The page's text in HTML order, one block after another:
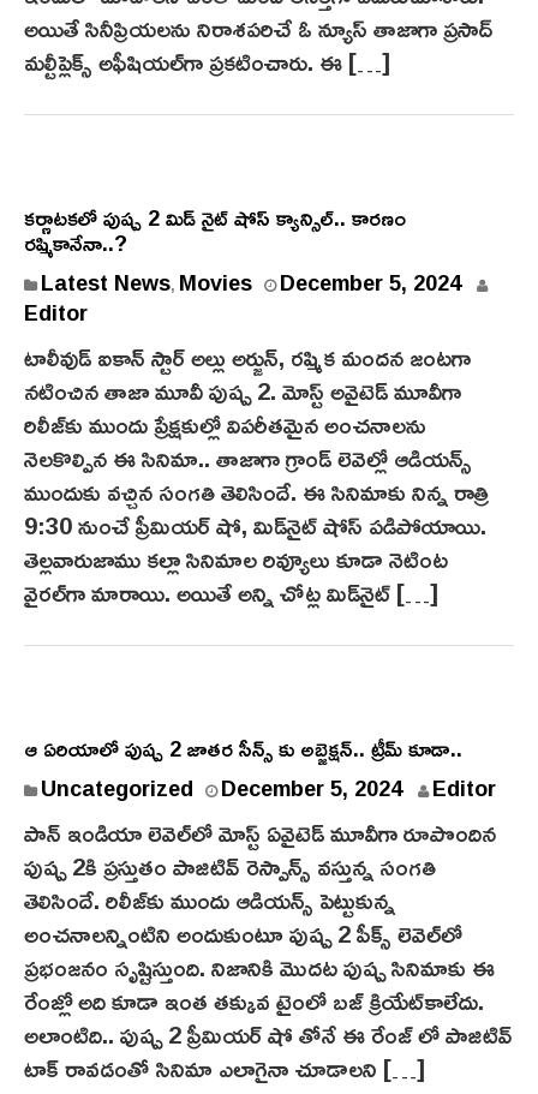
అయితే సినీప్రియలను నిరాశపరిచే ఓ న్యూస్‌ తాజాగా ప్రసాద్
మల్టీప్లెక్స్ అఫీషియల్‌గా ప్రకటించారు. ఈ […]
కర్ణాటకలో పుష్ప 2 మిడ్ నైట్ షోస్ క్యాన్సిల్.. కారణం
రష్మికానేనా..?
Latest News, Movies December 5, 2024
Editor
టాలీవుడ్ ఐకాన్ స్టార్ అల్లు అర్జున్, రష్మిక మందన జంటగా
నటించిన తాజా మూవీ పుష్ప 2. మోస్ట్ అవైటెడ్ మూవీగా
రిలీజ్‌కు ముందు ప్రేక్షకుల్లో విపరీతమైన అంచనాలను
నెలకొల్పిన ఈ సినిమా.. తాజాగా గ్రాండ్ లెవెల్లో ఆడియన్స్
ముందుకు వచ్చిన సంగతి తెలిసిందే. ఈ సినిమాకు నిన్న రాత్రి
9:30 నుంచే ప్రీమియర్ షో, మిడ్‌నైట్ షోస్‌ పడిపోయాయి.
తెల్లవారుజాము కల్లా సినిమాల రివ్యూలు కూడా నెటింట
వైరల్‌గా మారాయి. అయితే అన్ని చోట్ల మిడ్‌నైట్ […]
ఆ ఏరియాలో పుష్ప 2 జాతర సీన్స్ కు అబ్జెక్షన్.. ట్రీమ్ కూడా..
Uncategorized
December 5, 2024 Editor
పాన్ ఇండియా లెవెల్‌లో మోస్ట్ ఏవైటెడ్ మూవీగా రూపొందిన
పుష్ప 2కి ప్రస్తుతం పాజిటివ్ రెస్పాన్స్ వస్తున్న సంగతి
తెలిసిందే. రిలీజ్‌కు ముందు ఆడియన్స్ పెట్టుకున్న
అంచనాలన్నింటిని అందుకుంటూ పుష్ప 2 పీక్స్‌ లెవెల్‌లో
ప్రభంజనం సృష్టిస్తుంది. నిజానికి మొదట పుష్ప సినిమాకు ఈ
రేంజ్లో అది కూడా ఇంత‌ తక్కువ టైంలో బ‌జ్ క్రియేట్‌కాలేదు.
అలాంటిది.. పుష్ప 2 ప్రీమియర్ షో తోనే ఈ రేంజ్ లో పాజిటివ్
టాక్ రావడంతో సినిమా ఎలాగైనా చూడాలని […]